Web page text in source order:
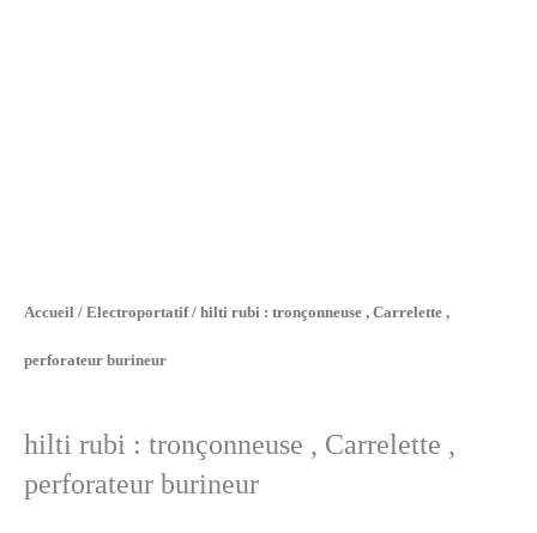
Accueil / Electroportatif/ hilti rubi : tronçonneuse , Carrelette ,
perforateur burineur
hilti rubi : tronçonneuse , Carrelette ,
perforateur burineur